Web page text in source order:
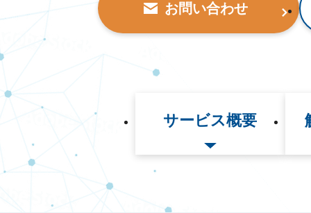
お問い合わせ
サービス概要